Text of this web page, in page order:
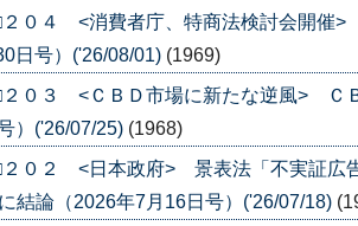
２０４ <消費者庁、特商法検討会開催
日号）('26/08/01) (1969)
２０３ <ＣＢＤ市場に新たな逆風> Ｃ
）('26/07/25) (1968)
２０２ <日本政府> 景表法「不実証広
結論（2026年7月16日号）('26/07/18)